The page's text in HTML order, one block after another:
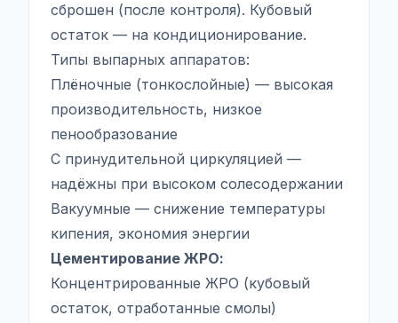
сброшен (после контроля). Кубовый
остаток — на кондиционирование.
Типы выпарных аппаратов:
Плёночные (тонкослойные) — высокая
производительность, низкое
пенообразование
С принудительной циркуляцией —
надёжны при высоком солесодержании
Вакуумные — снижение температуры
кипения, экономия энергии
Цементирование ЖРО:
Концентрированные ЖРО (кубовый
остаток, отработанные смолы)